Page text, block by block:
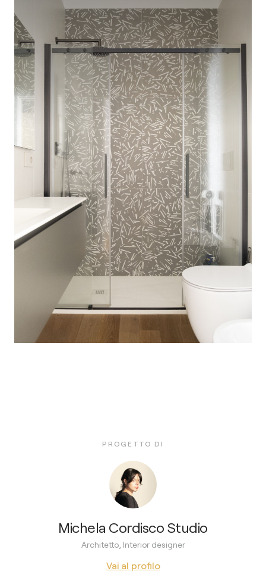
PROGETTO DI
Michela Cordisco Studio
Architetto, Interior designer
Vai al profilo